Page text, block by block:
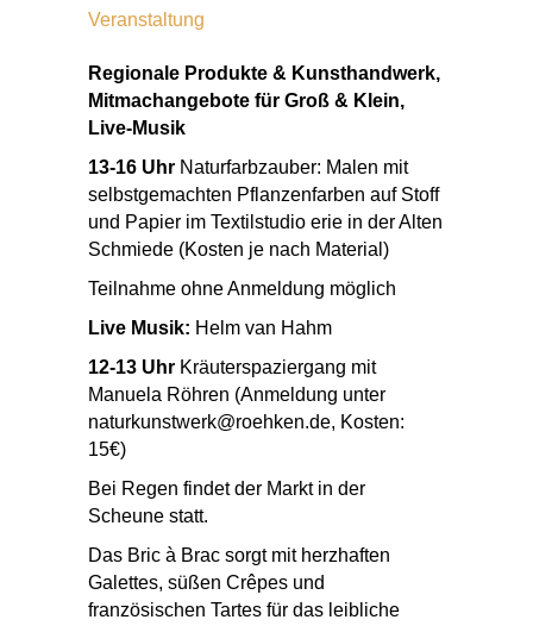
Veranstaltung
Regionale Produkte & Kunsthandwerk,
Mitmachangebote für Groß & Klein,
Live-Musik
13-16 Uhr Naturfarbzauber: Malen mit
selbstgemachten Pflanzenfarben auf Stoff
und Papier im Textilstudio erie in der Alten
Schmiede (Kosten je nach Material)
Teilnahme ohne Anmeldung möglich
Live Musik: Helm van Hahm
12-13 Uhr Kräuterspaziergang mit
Manuela Röhren (Anmeldung unter
naturkunstwerk@roehken.de, Kosten:
15€)
Bei Regen findet der Markt in der
Scheune statt.
Das Bric à Brac sorgt mit herzhaften
Galettes, süßen Crêpes und
französischen Tartes für das leibliche